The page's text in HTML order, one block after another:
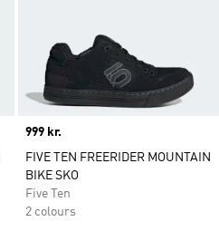
Price
999 kr.
FIVE TEN FREERIDER MOUNTAIN
BIKE SKO
Five Ten
2 colours